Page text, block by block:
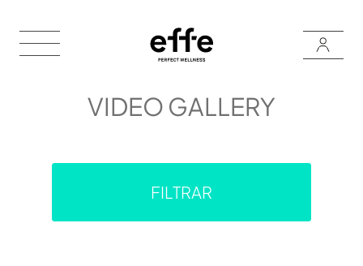
VIDEO GALLERY
FILTRAR